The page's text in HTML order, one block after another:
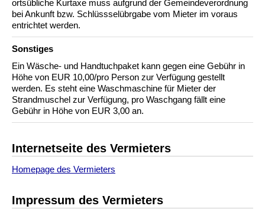
ortsübliche Kurtaxe muss aufgrund der Gemeindeverordnung
bei Ankunft bzw. Schlüssselübrgabe vom Mieter im voraus
entrichtet werden.
Sonstiges
Ein Wäsche- und Handtuchpaket kann gegen eine Gebühr in
Höhe von EUR 10,00/pro Person zur Verfügung gestellt
werden. Es steht eine Waschmaschine für Mieter der
Strandmuschel zur Verfügung, pro Waschgang fällt eine
Gebühr in Höhe von EUR 3,00 an.
Internetseite des Vermieters
Homepage des Vermieters
Impressum des Vermieters